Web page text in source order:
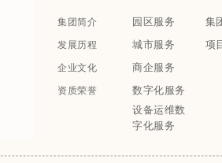
集团简介
发展历程
企业文化
资质荣誉
园区服务
城市服务
商企服务
数字化服务
设备运维数
字化服务
集
项